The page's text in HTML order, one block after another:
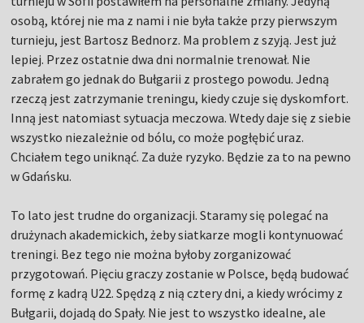
osobą, której nie ma z nami i nie była także przy pierwszym
turnieju, jest Bartosz Bednorz. Ma problem z szyją. Jest już
lepiej. Przez ostatnie dwa dni normalnie trenował. Nie
zabrałem go jednak do Bułgarii z prostego powodu. Jedną
rzeczą jest zatrzymanie treningu, kiedy czuje się dyskomfort.
Inną jest natomiast sytuacja meczowa. Wtedy daje się z siebie
wszystko niezależnie od bólu, co może pogłębić uraz.
Chciałem tego uniknąć. Za duże ryzyko. Będzie za to na pewno
w Gdańsku.
To lato jest trudne do organizacji. Staramy się polegać na
drużynach akademickich, żeby siatkarze mogli kontynuować
treningi. Bez tego nie można byłoby zorganizować
przygotowań. Pięciu graczy zostanie w Polsce, będą budować
formę z kadrą U22. Spędzą z nią cztery dni, a kiedy wrócimy z
Bułgarii, dojadą do Spały. Nie jest to wszystko idealne, ale